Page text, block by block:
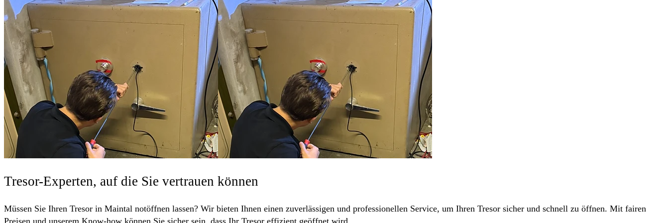
Tresor-Experten, auf die Sie vertrauen können
Müssen Sie Ihren Tresor in Maintal notöffnen lassen? Wir bieten Ihnen einen zuverlässigen und professionellen Service, um Ihren Tresor sicher und schnell zu öffnen. Mit fairen